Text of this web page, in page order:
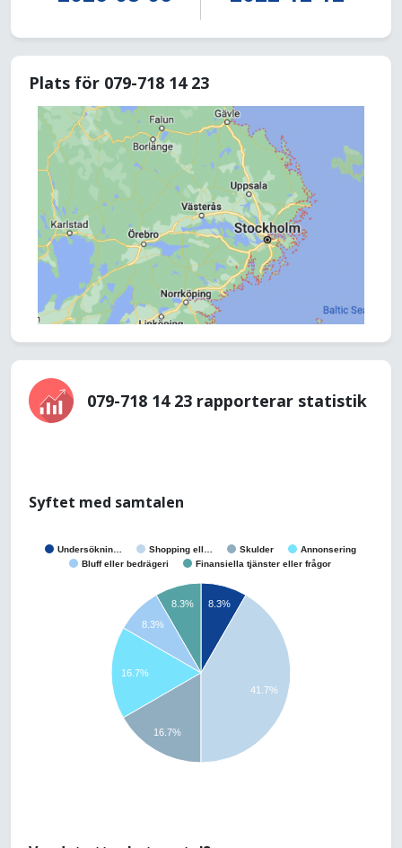
Plats för 079-718 14 23
079-718 14 23 rapporterar statistik
Syftet med samtalen
Undersöknin… Shopping ell… Skulder
Annonsering
Bluff eller bedrägeri
Finansiella tjänster eller frågor
8.3%
8.3%
8.3%
16.7%
16.7%
41.7%